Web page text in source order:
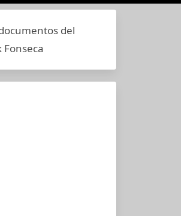
del
Fonseca